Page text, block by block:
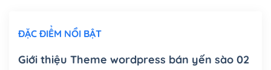
Mua thêm Host + Tên miền
Tên miền quốc tế .com .net .org (1 năm)(+300,000₫)
ĐẶC ĐIỂM NỔI BẬT
Giới thiệu Theme wordpress bán yến sào 02